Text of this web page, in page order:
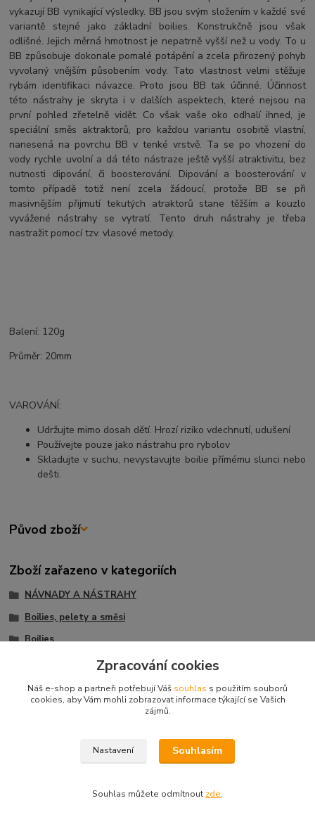
vykazují BB vynikající výsledky. BB jsou svým složením v každé své
variantě stejné jako základní boilies. Konstrukčně jsou však
odlišné. Jejich měrná hmotnost je nepatrně vyšší než u vody. To u
BB způsobuje dokonale pomalé potápění a zcela přirozený pohyb
vyvolaný vnějším působením vody. Tato vlastnost velmi stěžuje
rybám identifikaci návazce. Proto jsou BB tak účinné. Účinnost
této nástrahy je skryta i v dalších aspektech, které nejsou na
první pohled zřetelně vidět. Co však vaše oko odhalí ihned, je
speciální směs aktraktorů, pro každou variantu osobitě vlastní,
nanesená na povrchu BB v tenké vrstvě. Ta se po vhození do
vody rychle uvolní a dá této nástraze ještě vyšší atraktivitu, bez
nutnosti dipování, či boosterování. Dipování a boosterování v
tomto případě totiž není zcela žádoucí, protože BB se při
masivnějším přijmutí tekutých atraktorů stane těžším a kouzlo
vyvážené nástrahy se vytratí. Tento druh nástrahy je třeba
nastražit pomocí tzv. vlasové metody.
Balení: 120g
Průměr: 20mm
VAROVÁNÍ:
Udržujte mimo dosah dětí. Hrozí riziko vdechnutí, udušení
Používejte pouze jako nástrahu pro rybolov
Skladujte v suchu, nevystavujte boilie přímému slunci nebo
dešti.
Původ zboží
Zboží zařazeno v kategoriích
NÁVNADY A NÁSTRAHY
Boilies, pelety a směsi
Boilies
BOILIES
CARP SERVIS VÁCLAVÍK
Zpracování cookies
Náš e-shop a partneři potřebují Váš souhlas s použitím souborů
cookies, aby Vám mohli zobrazovat informace týkající se Vašich
zájmů.
Nastavení Souhlasím
Souhlas můžete odmítnout zde.